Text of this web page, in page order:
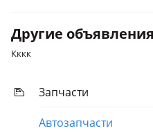
Другие
Кккк
Запчасти
Автозапчасти